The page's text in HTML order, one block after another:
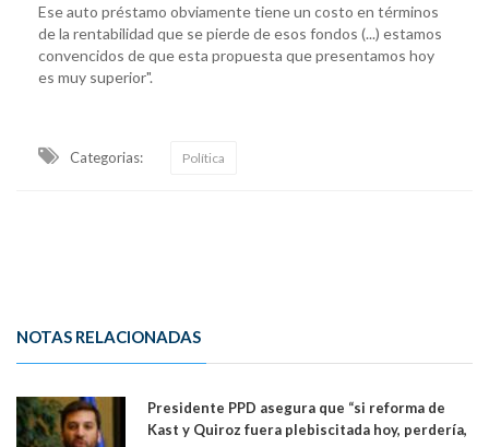
Ese auto préstamo obviamente tiene un costo en términos
de la rentabilidad que se pierde de esos fondos (...) estamos
convencidos de que esta propuesta que presentamos hoy
es muy superior".
Categorias: Política
NOTAS RELACIONADAS
Presidente PPD asegura que “si reforma de
Kast y Quiroz fuera plebiscitada hoy, perdería,